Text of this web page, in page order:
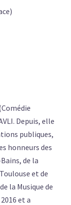
Depuis, elle
publiques,
honneurs des
de la
et de
la Musique de
et a